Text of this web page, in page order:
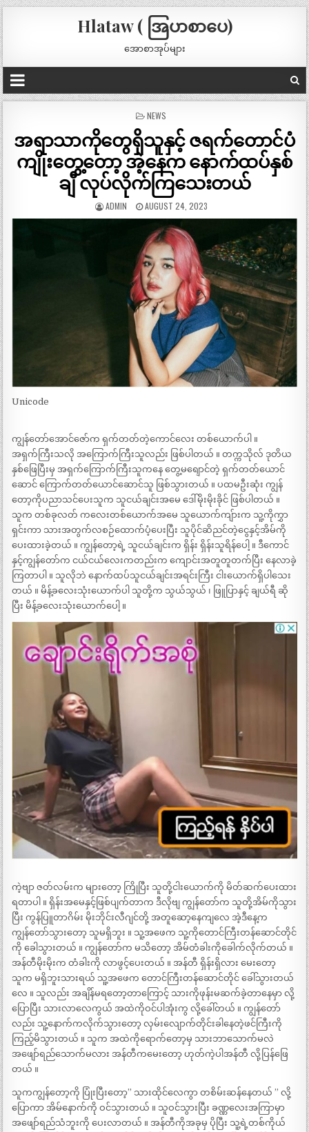
Hlataw ( အြပာစာပေ)
အောစာအုပ်များ
POSTED
NEWS
အရာသာကိုတွေရှိသူနှင့် ဇရက်တောင်ပံ
ကျိုးတွေ့တော့ အဲ့နေက နောက်ထပ်နှစ်
ချီ လုပ်လိုက်ကြသေးတယ်
ADMIN AUGUST 24, 2023
Unicode
ကျွန်တော်အောင်ဇော်က ရှက်တတ်တဲ့ကောင်လေး တစ်ယောက်ပါ ။
အရှက်ကြီးသလို အကြောက်ကြီးသူလည်း ဖြစ်ပါတယ် ။ တက္ကသိုလ် ဒုတိယ
နှစ်ဖြေပြီးမှ အရှက်ကြောက်ကြီးသူကနေ တွေ့မရျောင်တဲ့ ရှက်တတ်ယောင်
ဆောင် ကြောက်တတ်ယောင်ဆောင်သူ ဖြစ်သွားတယ် ။ ပထမဦးဆုံး ကျွန်
တော့ကိုပညာသင်ပေးသူက သူငယ်ချင်းအမေ ဒေါ်မိုးမိုးခိုင် ဖြစ်ပါတယ် ။
သူက တစ်ခုလတ် ကလေးတစ်ယောက်အမေ သူယောက်ကျ်ားက သူ့ကိုကွှာ
ရှင်းကာ သားအတွက်လစဉ်ထောက်ပံ့ပေးပြီး သူပိုင်ဆိညင်တဲ့ငွေနှင့်အိမ်ကို
ပေးထားခဲ့တယ် ။ ကျွန်တော့ရဲ့ သူငယ်ချင်းက ရှိန်း ရှိန်းသူရိန်ပေါ့ ။ ဒီကောင်
နှင့်ကျွန်တော်က ငယ်ငယ်လေးကတည်းက ကျောင်းအတူတူတက်ပြီး နေလာခဲ့
ကြတာပါ ။ သူလိုဘဲ နောက်ထပ်သူငယ်ချင်းအရင်းကြီး ငါးယောက်ရှိပါသေး
တယ် ။ မိန့်ခလေးသုံးယောက်ပါ သူတို့က သွယ်သွယ် ၊ ဖြူပြာနှင့် ချယ်ရီ ဆို
ပြီး မိန့်ခလေးသုံးယောက်ပေါ့ ။
ကဲ့ဗျာ ဇတ်လမ်းက များတော့ ကြိုပြီး သူတို့ငါးယောက်ကို မိတ်ဆက်ပေးထား
ရတာပါ ။ ရှိန်းအမေနှင့်ဖြစ်ပျက်တာက ဒီလိုဗျ ကျွန်တော်က သူတို့အိမ်ကိုသွား
ပြီး ကွန်ပြူတာဂိမ်း မိုးဘိုင်းလီဂျင်တို့ အတူဆော့နေကျလေ အဲ့ဒီနေ့က
ကျွန်တော်သွားတော့ သူမရှိဘူး ။ သူ့အဖေက သူ့ကိုတောင်ကြီးတန်ဆောင်တိုင်
ကို ခေါသွားတယ် ။ ကျွန်တော်က မသိတော့ အိမ်တံခါးကိုခေါက်လိုက်တယ် ။
အန်တီမိုးမိုးက တံခါးကို လာဖွင့်ပေးတယ် ။ အန်တီ ရှိန်းရှိလား မေးတော့
သူက မရှိဘူးသားရယ် သူ့အဖေက တောင်ကြီးတန်ဆောင်တိုင် ခေါ်သွားတယ်
လေ ။ သူလည်း အချိန်မရတော့တာကြောင့် သားကိုဖုန်းမဆက်ခဲ့တာနေမှာ လို့
ပြောပြီး သားလာလေကွယ် အထဲကိုဝင်ပါအုံးကွ လို့ခေါ်တယ် ။ ကျွန်တော်
လည်း သူ့နောက်ကလိုက်သွားတော့ လှမ်းလျောက်တိုင်းခါနေတဲ့ဖင်ကြီးကို
ကြည့်မိသွားတယ် ။ သူက အထဲကိုရောက်တော့မှ သားဘာသောက်မလဲ
အဖျော်ရည်သောက်မလား အန်တီကမေးတော့ ဟုတ်ကဲ့ပါအန်တီ လို့ပြန်ဖြေ
တယ် ။
သူကကျွန်တော့ကို ပြုံးပြီးတော့” သားထိုင်လေကွာ တစိမ်းဆန်နေတယ် ” လို့
ပြောကာ အိမ်နောက်ကို ဝင်သွားတယ် ။ သူဝင်သွားပြီး ခဏ္ဏလေးအကြာမှာ
အဖျော်ရည်သံဘူးကို ပေးလာတယ် ။ အန်တီကိုအခုမှ ပိုပြီး သူ့ရဲ့တစ်ကိုယ်